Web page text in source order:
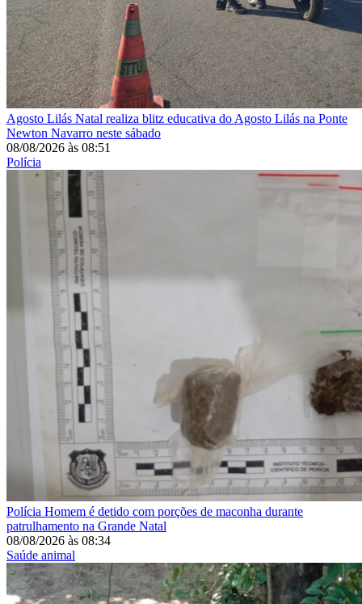
Agosto Lilás Natal realiza blitz educativa do Agosto Lilás na Ponte
Newton Navarro neste sábado
08/08/2026 às 08:51
Polícia
Polícia Homem é detido com porções de maconha durante
patrulhamento na Grande Natal
08/08/2026 às 08:34
Saúde animal